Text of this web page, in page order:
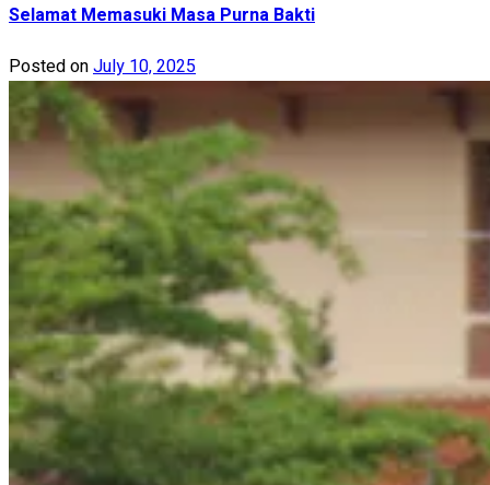
Selamat Memasuki Masa Purna Bakti
Posted onJuly 10, 2025